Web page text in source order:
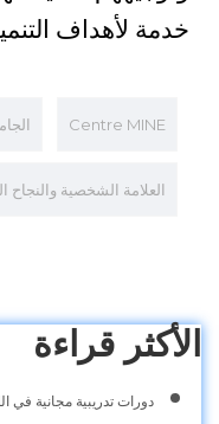
خدمة لأهداف
Centre MINE
العلامة الشخصية والنجاح
الأكثر قراءة
دورات تدريبية مجانية في